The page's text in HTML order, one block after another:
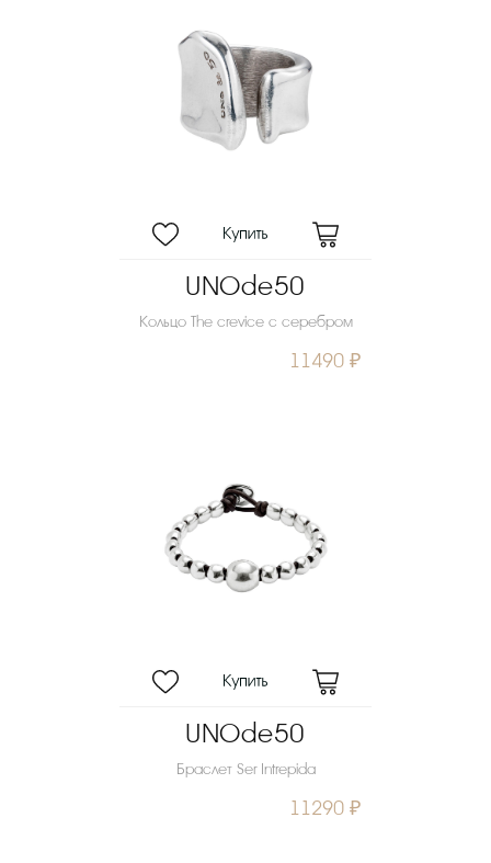
UNOde50
Кольцо The crevice с серебром
11490 ₽
UNOde50
Браслет Ser Intrepida
11290 ₽